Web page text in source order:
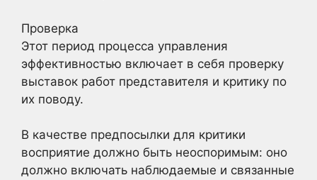
Проверка
Этот период процесса управления
эффективностью включает в себя проверку
выставок работ представителя и критику по
их поводу.
В качестве предпосылки для критики
восприятие должно быть неоспоримым: оно
должно включать наблюдаемые и связанные